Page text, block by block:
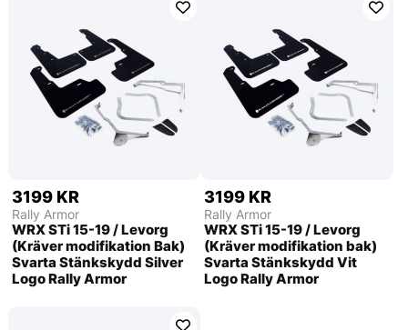
3199 KR
Rally Armor
WRX STi 15-19 / Levorg
(Kräver modifikation Bak)
Svarta Stänkskydd Silver
Logo Rally Armor
3199 KR
Rally Armor
WRX STi 15-19 / Levorg
(Kräver modifikation bak)
Svarta Stänkskydd Vit
Logo Rally Armor